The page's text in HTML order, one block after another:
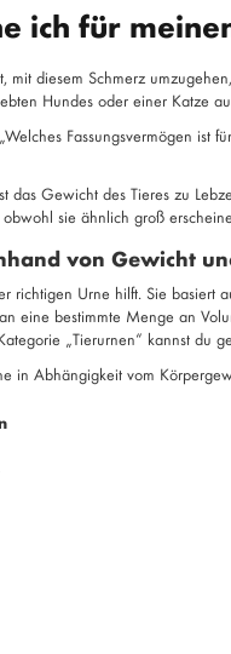
ich für
mit diesem Schmerz
Hundes oder einer Katze
Fassungsvermögen
Gewicht des Tieres zu
sie ähnlich groß
von Gewicht
Urne hilft. Sie basiert
eine bestimmte Menge an
„Tierurnen“ kannst du
in Abhängigkeit vom